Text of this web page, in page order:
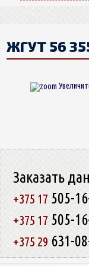
ЖГУТ 56
Заказать
+375 17 505-
+375 17 505-
+375 29 631-